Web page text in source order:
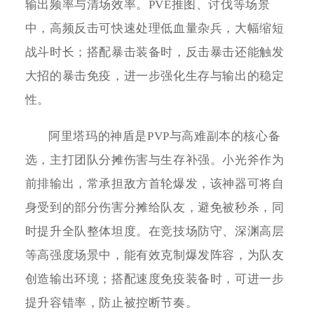
输出频率与清场效率。PVE推图、讨伐等场景
中，高频反击可快速处理低血量杂兵，大幅缩短
战斗时长；搭配暴击装备时，反击暴击还能触发
大招的暴击免疫，进一步强化生存与输出的稳定
性。
阿里塔玛的神盾是PVP与高难副本的核心备
选，主打团队分摊伤害与生存补强。小光斧作为
前排输出，常承担敌方首轮爆发，该神器可将自
身受到的部分伤害分摊给队友，避免被秒杀，同
时提升全队整体坦度。在竞技场防守、深渊高层
等高强度场景中，能有效克制爆发阵容，为队友
创造输出环境；搭配速度免疫装备时，可进一步
提升容错率，防止被控断节奏。